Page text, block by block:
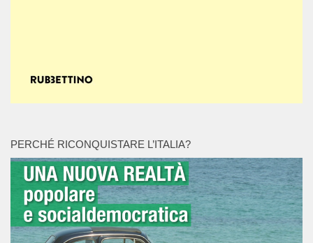
PERCHÉ RICONQUISTARE L’ITALIA?